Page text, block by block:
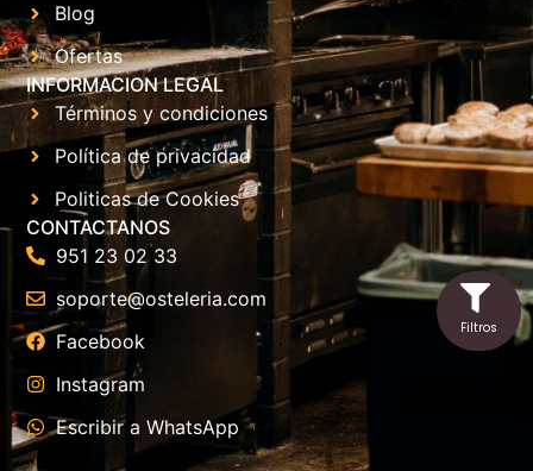
Blog
Ofertas
INFORMACION LEGAL
Términos y condiciones
Política de privacidad
Politicas de Cookies
CONTACTANOS
951 23 02 33
soporte@osteleria.com
Facebook
Instagram
Escribir a WhatsApp